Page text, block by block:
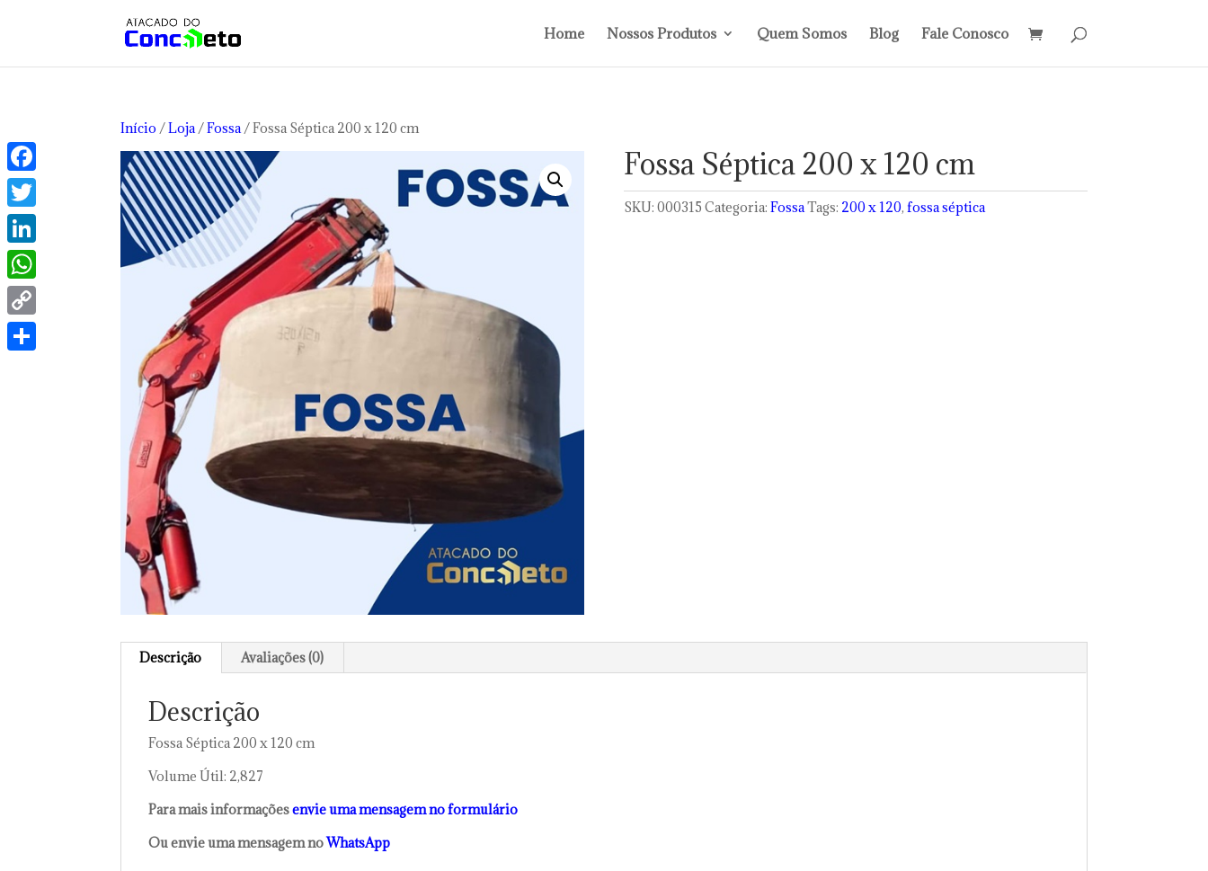
Home Nossos Produtos Quem Somos Blog Fale Conosco
Início /Loja/Fossa/ Fossa Séptica 200 x 120 cm
Fossa Séptica 200 x 120 cm
SKU: 000315 Categoria: FossaTags: 200 x 120, fossa séptica
Descrição Avaliações (0)
Descrição
Fossa Séptica 200 x 120 cm
Volume Útil: 2,827
Para mais informaçõesenvie uma mensagem no formulário
Ou envie uma mensagem noWhatsApp
Facebook
Twitter
LinkedIn
WhatsApp
Copy